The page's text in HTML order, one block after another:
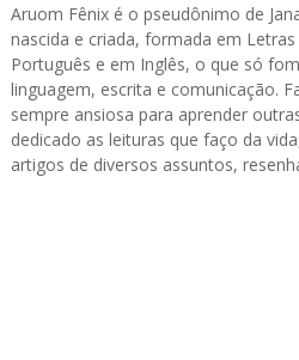
Aruom Fênix é o pseudônimo de
nascida e criada, formada em
Português e em Inglês, o que só
linguagem, escrita e comunicação.
sempre ansiosa para aprender
dedicado as leituras que faço da
artigos de diversos assuntos,